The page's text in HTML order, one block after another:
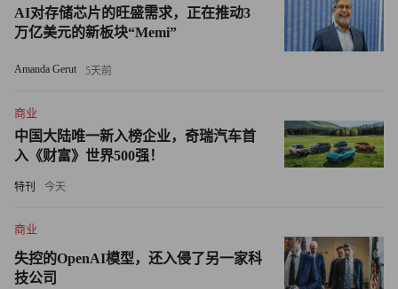
模型，甚至提高使用成本，而用户毫无反制能力。他们甚至
可以改变模型的性能特征。”
不过，陈业鹏也强调，开源与闭源并非只能二选一。在实验
的AI投资回报。
他建议企业在准备规模化应用时，则可以切换到开源模型，
以降低成本。（财富中文网）
译者：刘进龙
审校：汪皓
AI对存储芯片的旺盛需求，正在推动3
万亿美元的新板块“Memi”
Amanda Gerut 5天前
商业
中国大陆唯一新入榜企业，奇瑞汽车首
入《财富》世界500强！
特刊 今天
商业
失控的OpenAI模型，还入侵了另一家科
技公司